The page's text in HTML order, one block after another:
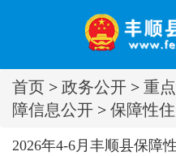
首页 > 政务公开 > 重
障信息公开 > 保障性
2026年4-6月丰顺县保障